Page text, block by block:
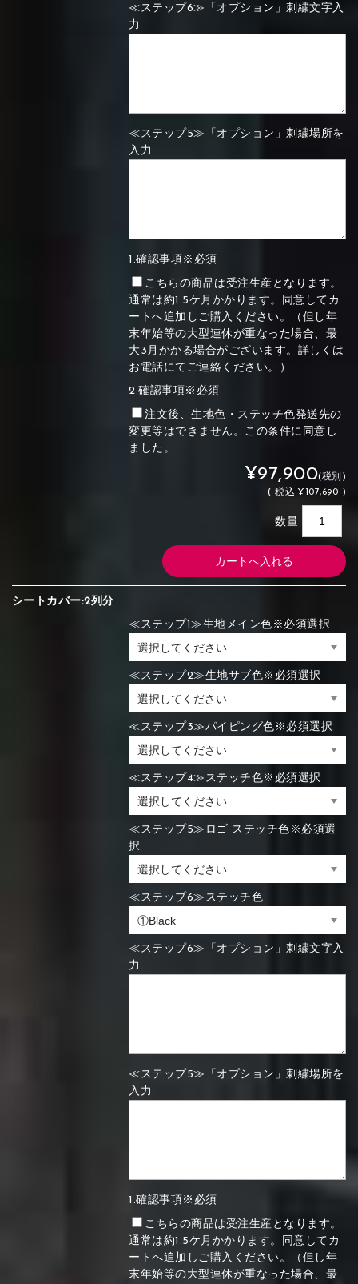
≪ステップ6≫「オプション」刺繍文字入
力
≪ステップ5≫「オプション」刺繍場所を
入力
1.確認事項※必須
こちらの商品は受注生産となります。
通常は約1.5ケ月かかります。同意してカ
ートへ追加しご購入ください。（但し年
末年始等の大型連休が重なった場合、最
大3月かかる場合がございます。詳しくは
お電話にてご連絡ください。）
2.確認事項※必須
注文後、生地色・ステッチ色発送先の
変更等はできません。この条件に同意し
ました。
¥97,900(税別)
(税込 ¥107,690 )
数量
シートカバー:2列分
≪ステップ1≫生地メイン色※必須選択
≪ステップ2≫生地サブ色※必須選択
≪ステップ3≫パイピング色※必須選択
≪ステップ4≫ステッチ色※必須選択
≪ステップ5≫ロゴ ステッチ色※必須選
択
≪ステップ6≫ステッチ色
≪ステップ6≫「オプション」刺繍文字入
力
≪ステップ5≫「オプション」刺繍場所を
入力
1.確認事項※必須
こちらの商品は受注生産となります。
通常は約1.5ケ月かかります。同意してカ
ートへ追加しご購入ください。（但し年
末年始等の大型連休が重なった場合、最